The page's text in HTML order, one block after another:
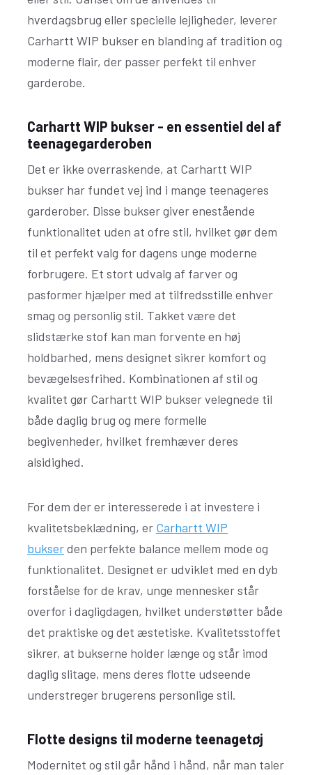
hverdagsbrug eller specielle lejligheder, leverer
Carhartt WIP bukser en blanding af tradition og
moderne flair, der passer perfekt til enhver
garderobe.
Carhartt WIP bukser - en essentiel del af
teenagegarderoben
Det er ikke overraskende, at Carhartt WIP
bukser har fundet vej ind i mange teenageres
garderober. Disse bukser giver enestående
funktionalitet uden at ofre stil, hvilket gør dem
til et perfekt valg for dagens unge moderne
forbrugere. Et stort udvalg af farver og
pasformer hjælper med at tilfredsstille enhver
smag og personlig stil. Takket være det
slidstærke stof kan man forvente en høj
holdbarhed, mens designet sikrer komfort og
bevægelsesfrihed. Kombinationen af stil og
kvalitet gør Carhartt WIP bukser velegnede til
både daglig brug og mere formelle
begivenheder, hvilket fremhæver deres
alsidighed.
For dem der er interesserede i at investere i
kvalitetsbeklædning, er Carhartt WIP
bukserden perfekte balance mellem mode og
funktionalitet. Designet er udviklet med en dyb
forståelse for de krav, unge mennesker står
overfor i dagligdagen, hvilket understøtter både
det praktiske og det æstetiske. Kvalitetsstoffet
sikrer, at bukserne holder længe og står imod
daglig slitage, mens deres flotte udseende
understreger brugerens personlige stil.
Flotte designs til moderne teenagetøj
Modernitet og stil går hånd i hånd, når man taler